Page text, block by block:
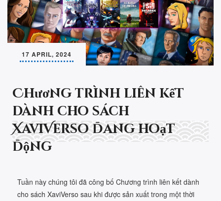
17 APRIL, 2024
Chương trình liên kết
dành cho sách
XaviVerso đang hoạt
động
Tuần này chúng tôi đã công bố Chương trình liên kết dành
cho sách XaviVerso sau khi được sản xuất trong một thời